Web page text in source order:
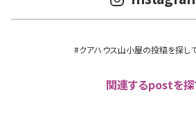
#クアハウス山小屋の投稿を探して
関連するpostを